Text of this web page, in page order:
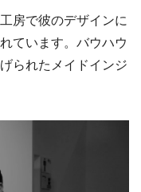
房で彼のデザインに
ています。バウハウ
られたメイドインジ